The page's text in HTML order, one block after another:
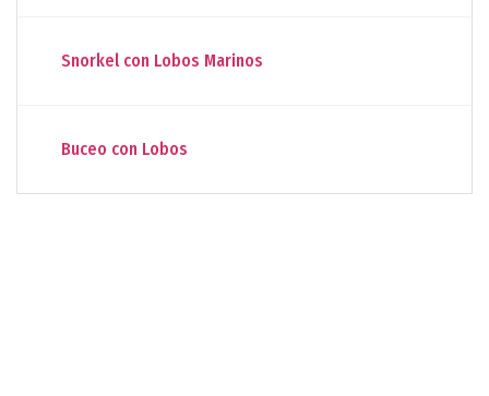
Snorkel con Lobos Marinos
Buceo con Lobos